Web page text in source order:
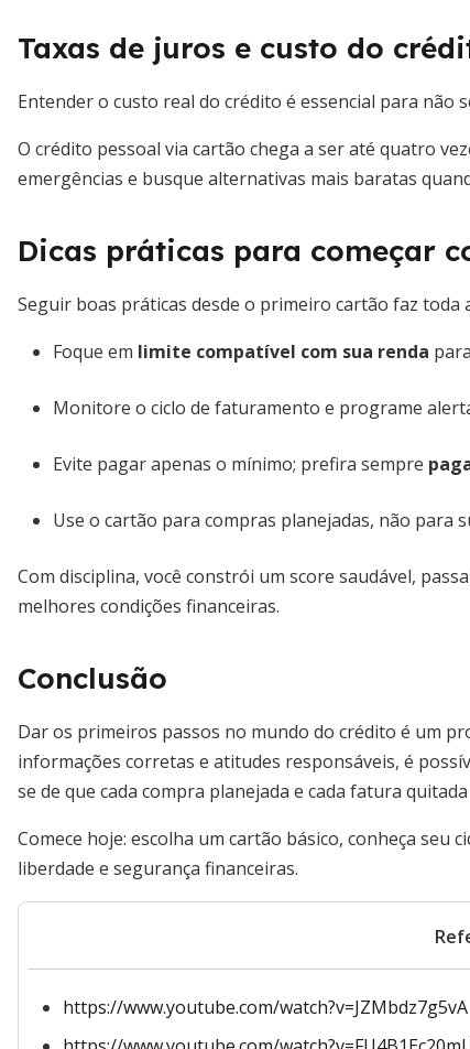
Taxas de juros e custo do
Entender o custo real do crédito é essencial para não
O crédito pessoal via cartão chega a ser até quatro
emergências e busque alternativas mais baratas
Dicas práticas para começar
Seguir boas práticas desde o primeiro cartão faz toda
Foque em limite compatível com sua renda
Monitore o ciclo de faturamento e programe
Evite pagar apenas o mínimo; prefira sempre
Use o cartão para compras planejadas, não para
Com disciplina, você constrói um score saudável,
melhores condições financeiras.
Conclusão
Dar os primeiros passos no mundo do crédito é um
informações corretas e atitudes responsáveis, é
se de que cada compra planejada e cada fatura
Comece hoje: escolha um cartão básico, conheça seu
liberdade e segurança financeiras.
https://www.youtube.com/watch?v=JZMbdz7g5vA